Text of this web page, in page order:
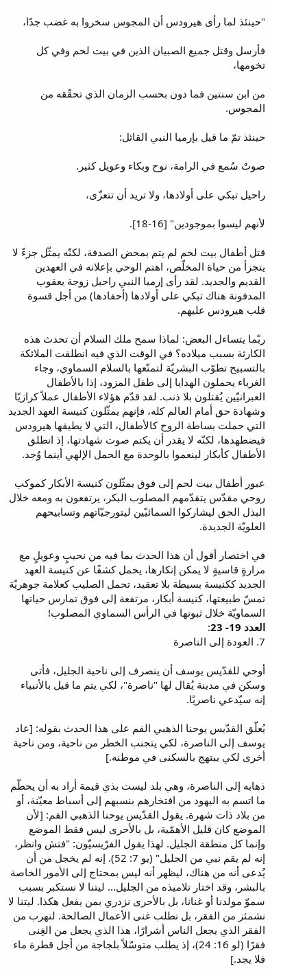
"حينئذ لما رأى هيرودس أن المجوس سخروا به غضب جدًا،
فأرسل وقتل جميع الصبيان الذين في بيت لحم وفي كل
تخومها،
من ابن سنتين فما دون بحسب الزمان الذي تحقّقه من
المجوس.
حينئذ تمّ ما قيل بإرميا النبي القائل:
صوتٌ سُمع في الرامة، نوح وبكاء وعويل كثير.
راحيل تبكي على أولادها، ولا تريد أن تتعزّى،
لأنهم ليسوا بموجودين" [16-18].
قتل أطفال بيت لحم لم يتم بمحض الصدفة، لكنّه يمثّل جزءً لا
يتجزأ من حياة المخلّص، اهتم الوحي بإعلانه في العهدين
القديم والجديد. لقد رأى إرميا النبي راحيل زوجة يعقوب
المدفونة هناك تبكي على أولادها (أحفادها) من أجل قسوة
قلب هيرودس عليهم.
ربّما يتساءل البعض: لماذا سمح ملك السلام أن تحدث هذه
الكارثة بسبب ميلاده؟ في الوقت الذي فيه انطلقت الملائكة
بالتسبيح تطوّب البشريّة لتمتّعها بالسلام السماوي، وجاء
الغرباء يحملون الهدايا إلى طفل المزود، إذا بالأطفال
العبرانيّين يُقتلون بلا ذنب. لقد قدّم هؤلاء الأطفال عملاً كرازيًا
وشهادة حق أمام العالم كله، فإنهم يمثّلون كنيسة العهد الجديد
التي حملت بساطة الروح كالأطفال، التي لا يطيقها هيرودس
فيضطهدها، لكنّه لا يقدر أن يكتم صوت شهادتها، إذ انطلق
الأطفال كأبكار لينعموا بالوحدة مع الحمل الإلهي أينما وُجد.
عبور أطفال بيت لحم إلى فوق يمثّلون كنيسة الأبكار كموكب
روحي مقدّس يتقدّمهم المصلوب البكر، يرتفعون به ومعه خلال
البذل الحق ليشاركوا السمائيّين ليتورجيّاتهم وتسابيحهم
العلويّة الجديدة.
في اختصار أقول أن هذا الحدث بما فيه من نحيبٍ وعويلٍ مع
مرارةٍ قاسيةٍ لا يمكن إنكارها، يحمل كشفًا عن كنيسة العهد
الجديد ككنيسة بسيطة بلا تعقيد، تحمل الصليب كعلامة جوهريّة
تمسّ طبيعتها، كنيسة أبكار، مرتفعة إلى فوق تمارس حياتها
السماويّة خلال ثبوتها في الرأس السماوي المصلوب!
العدد 19- 23
:
7. العودة إلى الناصرة
أوحي للقدّيس يوسف أن ينصرف إلى ناحية الجليل، فأتى
وسكن في مدينة يُقال لها "ناصرة"، لكي يتم ما قيل بالأنبياء
إنه سيّدعي ناصريًا.
يُعلّق القدّيس يوحنا الذهبي الفم على هذا الحدث بقوله: [عاد
يوسف إلى الناصرة، لكي يتجنب الخطر من ناحية، ومن ناحية
أخرى لكي يبتهج بالسكنى في موطنه.]
ذهابه إلى الناصرة، وهي بلد ليست بذي قيمة أراد به أن يحطّم
ما اتسم به اليهود من افتخارهم بنسبهم إلى أسباط معيّنة، أو
من بلاد ذات شهرة. يقول القدّيس يوحنا الذهبي الفم: [لأن
الموضع كان قليل الأهمّية، بل بالأحرى ليس فقط الموضع
وإنما كل منطقة الجليل. لهذا يقول الفرّيسيّون: "فتش وانظر،
إنه لم يقم نبي من الجليل" (يو 7: 52). إنه لم يخجل من أن
يُدعى أنه من هناك، ليظهر أنه ليس بمحتاج إلى الأمور الخاصة
بالبشر، وقد اختار تلاميذه من الجليل... ليتنا لا نستكبر بسبب
سموّ مولدنا أو غنانا، بل بالأحرى نزدري بمن يفعل هكذا. ليتنا لا
نشمئز من الفقر، بل نطلب غنى الأعمال الصالحة. لنهرب من
الفقر الذي يجعل الناس أشرارًا، هذا الذي يجعل من الغِنى
فقرًا (لو 16: 24)، إذ يطلب متوسّلاً بلجاجة من أجل قطرة ماء
فلا يجد.]